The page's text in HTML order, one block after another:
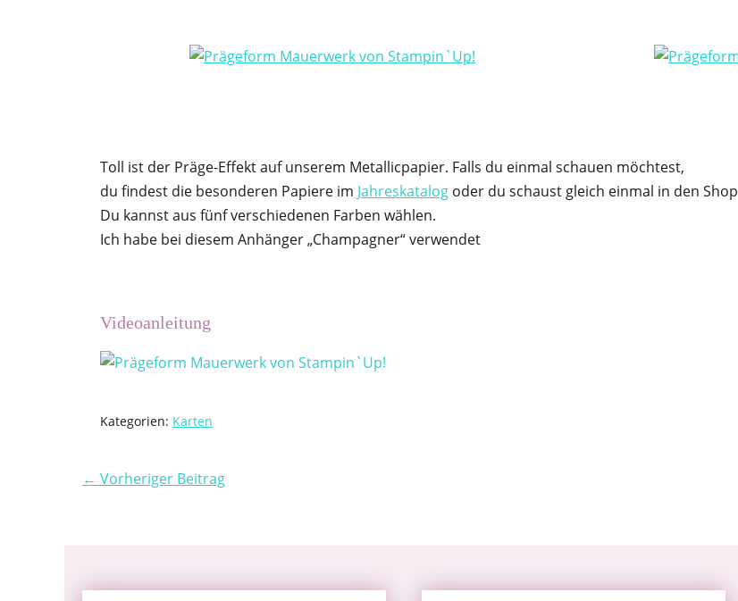
Toll ist der Präge-Effekt auf unserem Metallicpapier. Falls du einmal schauen möchtest,
du findest die besonderen Papiere im Jahreskatalog oder du schaust gleich einmal in den Shop
Du kannst aus fünf verschiedenen Farben wählen.
Ich habe bei diesem Anhänger „Champagner“ verwendet
Videoanleitung
Kategorien: Karten
← Vorheriger Beitrag